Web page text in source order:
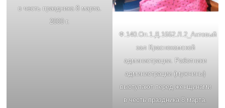
в честь праздника 8 марта.
2000 г.
Ф.140.Oп.1.Д.1662.Л.2_Актовый
зал Краснокамской
администрации. Работники
администрации (мужчины)
выступают перед женщинами
в честь праздника 8 марта.